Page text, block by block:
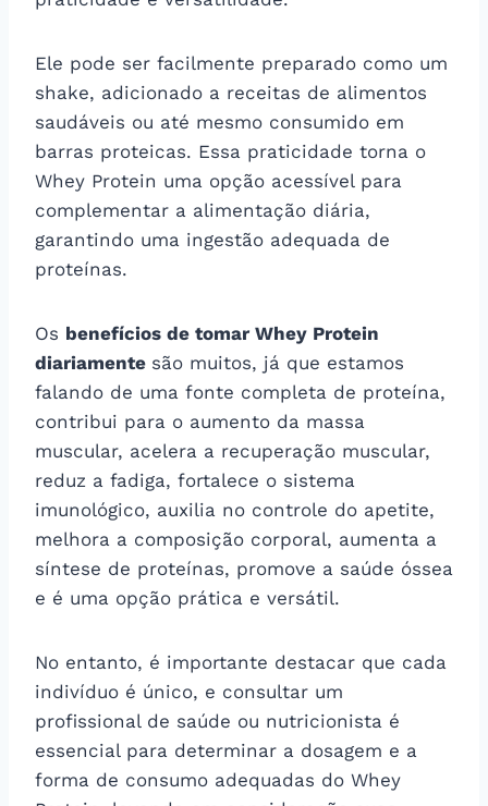
Ele pode ser facilmente preparado como um
shake, adicionado a receitas de alimentos
saudáveis ou até mesmo consumido em
barras proteicas. Essa praticidade torna o
Whey Protein uma opção acessível para
complementar a alimentação diária,
garantindo uma ingestão adequada de
proteínas.
Os benefícios de tomar Whey Protein
diariamente são muitos, já que estamos
falando de uma fonte completa de proteína,
contribui para o aumento da massa
muscular, acelera a recuperação muscular,
reduz a fadiga, fortalece o sistema
imunológico, auxilia no controle do apetite,
melhora a composição corporal, aumenta a
síntese de proteínas, promove a saúde óssea
e é uma opção prática e versátil.
No entanto, é importante destacar que cada
indivíduo é único, e consultar um
profissional de saúde ou nutricionista é
essencial para determinar a dosagem e a
forma de consumo adequadas do Whey